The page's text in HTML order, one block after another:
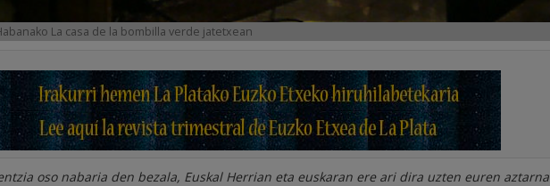
La casa de la bombilla verde jatetxean
oso nabaria den bezala, Euskal Herrian eta euskaran ere ari dira uzten euren aztarna